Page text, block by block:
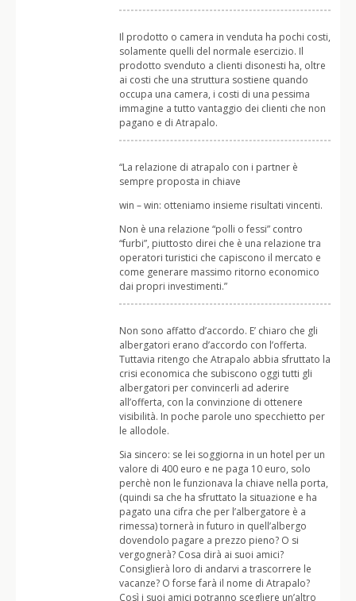
Il prodotto o camera in venduta ha pochi costi,
solamente quelli del normale esercizio. Il
prodotto svenduto a clienti disonesti ha, oltre
ai costi che una struttura sostiene quando
occupa una camera, i costi di una pessima
immagine a tutto vantaggio dei clienti che non
pagano e di Atrapalo.
“La relazione di atrapalo con i partner è
sempre proposta in chiave
win – win: otteniamo insieme risultati vincenti.
Non è una relazione “polli o fessi” contro
“furbi”, piuttosto direi che è una relazione tra
operatori turistici che capiscono il mercato e
come generare massimo ritorno economico
dai propri investimenti.”
Non sono affatto d’accordo. E’ chiaro che gli
albergatori erano d’accordo con l’offerta.
Tuttavia ritengo che Atrapalo abbia sfruttato la
crisi economica che subiscono oggi tutti gli
albergatori per convincerli ad aderire
all’offerta, con la convinzione di ottenere
visibilità. In poche parole uno specchietto per
le allodole.
Sia sincero: se lei soggiorna in un hotel per un
valore di 400 euro e ne paga 10 euro, solo
perchè non le funzionava la chiave nella porta,
(quindi sa che ha sfruttato la situazione e ha
pagato una cifra che per l’albergatore è a
rimessa) tornerà in futuro in quell’albergo
dovendolo pagare a prezzo pieno? O si
vergognerà? Cosa dirà ai suoi amici?
Consiglierà loro di andarvi a trascorrere le
vacanze? O forse farà il nome di Atrapalo?
Così i suoi amici potranno scegliere un’altro